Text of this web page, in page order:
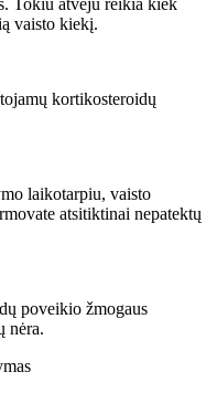
Tokiu atveju reikia kiek
vaisto kiekį.
kortikosteroidų
laikotarpiu, vaisto
atsitiktinai nepatektų
poveikio žmogaus
nėra.